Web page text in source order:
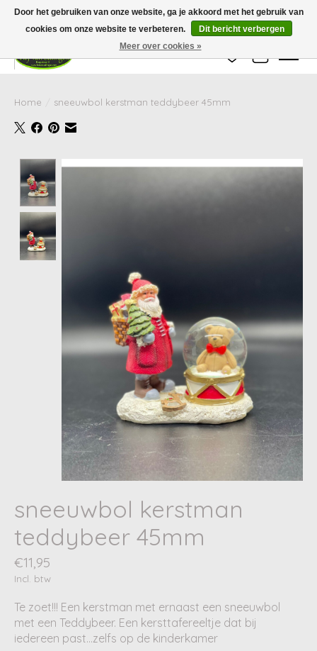
Wij zijn gesloten van 24 december tot en met 25 januari. Houd er rekening mee
dat de levertijd van uw bestelling in deze periode langer kan zijn dan
gebruikelijk.
Verlanglijst
Home sneeuwbol kerstman teddybeer 45mm
Product image slideshow Items
sneeuwbol kerstman
teddybeer 45mm
€11,95
Incl. btw
Te zoet!!! Een kerstman met ernaast een sneeuwbol
met een Teddybeer. Een kersttafereeltje dat bij
iedereen past...zelfs op de kinderkamer
Door het gebruiken van onze website, ga je akkoord met het gebruik van
cookies om onze website te verbeteren.
Dit bericht verbergen
Meer over cookies »